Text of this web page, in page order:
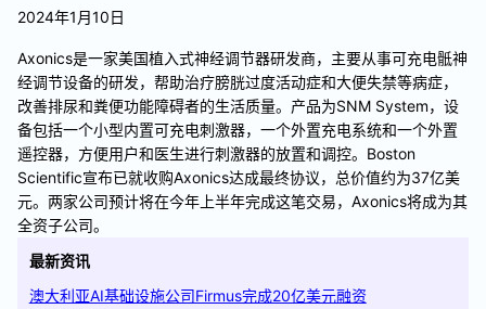
2024年1月10日
Axonics是一家美国植入式神经调节器研发商，主要从事可充电骶神
经调节设备的研发，帮助治疗膀胱过度活动症和大便失禁等病症，
改善排尿和粪便功能障碍者的生活质量。产品为SNM System，设
备包括一个小型内置可充电刺激器，一个外置充电系统和一个外置
遥控器，方便用户和医生进行刺激器的放置和调控。Boston
Scientific宣布已就收购Axonics达成最终协议，总价值约为37亿美
元。两家公司预计将在今年上半年完成这笔交易，Axonics将成为其
全资子公司。
最新资讯
澳大利亚AI基础设施公司Firmus完成20亿美元融资